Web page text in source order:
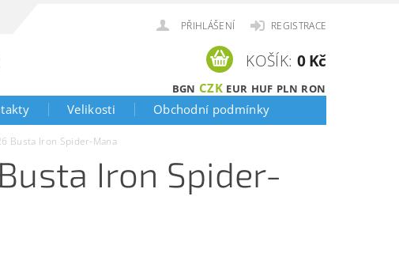
PŘIHLÁŠENÍ REGISTRACE
BGN CZK EUR HUF PLN RON
KOŠÍK: 0 Kč
Velikosti Obchodní podmínky
Busta Iron Spider-Mana
Iron Spider-